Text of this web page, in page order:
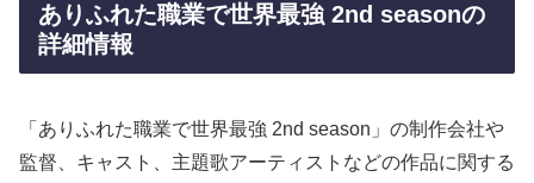
ありふれた職業で世界最強 2nd seasonの
詳細情報
「ありふれた職業で世界最強 2nd season」の制作会社や
監督、キャスト、主題歌アーティストなどの作品に関する